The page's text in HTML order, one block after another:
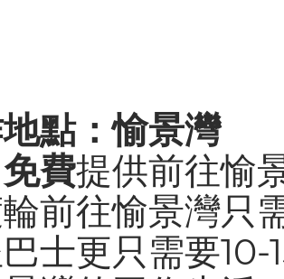
點：愉景灣
免費提供前往愉
前往愉景灣只
士更只需要